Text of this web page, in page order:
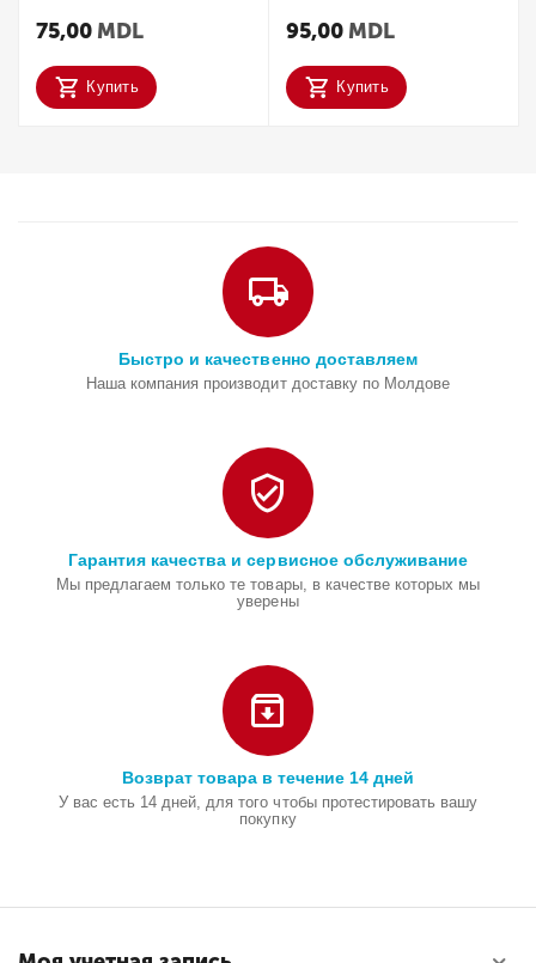
75,00 MDL
Купить
95,00 MDL
Купить
Быстро и качественно доставляем
Наша компания производит доставку по Молдове
Гарантия качества и сервисное обслуживание
Мы предлагаем только те товары, в качестве которых мы
уверены
Возврат товара в течение 14 дней
У вас есть 14 дней, для того чтобы протестировать вашу
покупку